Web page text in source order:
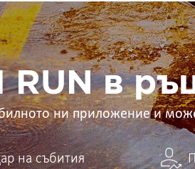
RUN в
ни приложение и
на събития